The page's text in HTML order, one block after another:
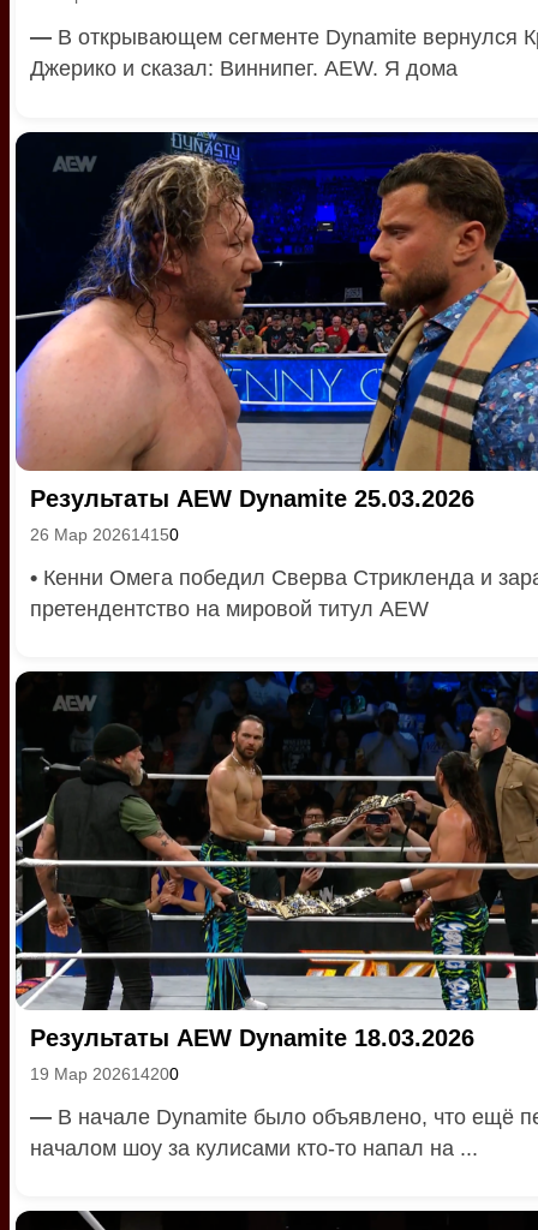
— В открывающем сегменте Dynamite вернулся
Джерико и сказал: Виннипег. AEW. Я дома
Результаты AEW Dynamite 25.03.2026
26 Мар 202614150
• Кенни Омега победил Сверва Стрикленда и
претендентство на мировой титул AEW
Результаты AEW Dynamite 18.03.2026
19 Мар 202614200
— В начале Dynamite было объявлено, что ещё
началом шоу за кулисами кто-то напал на ...